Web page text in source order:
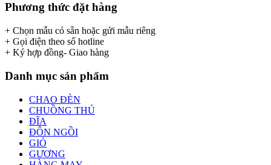
Phương thức đặt hàng
+ Chọn mẫu có sẵn hoặc gửi mẫu riêng
+ Gọi điện theo số hotline
+ Ký hợp đồng- Giao hàng
Danh mục sản phẩm
CHAO ĐÈN
CHUỒNG THÚ
ĐĨA
ĐÔN NGỒI
GIỎ
GƯƠNG